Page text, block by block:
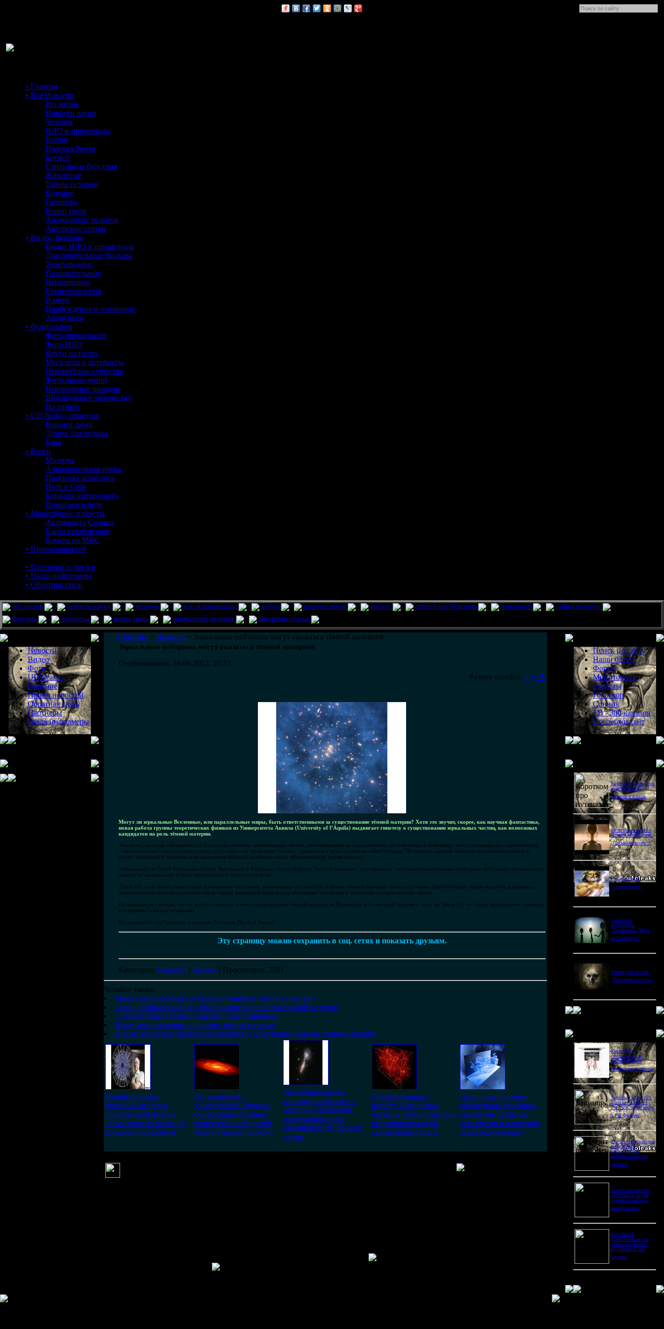
• Главная
• Все Новости
Pro жизнь
Новости науки
Человек
НЛО и пришельцы
Война
Планета Земля
Космос
Стихийные бедствия
Животные
Тайны истории
Будущее
Гипотезы
Конец света
Аномальные явления
Авторские статьи
• Видео, фильмы
Видео НЛО и пришельцы
Документальные фильмы
Телепередачи
Познавательные
Непознанное
Криптозоология
В мире
Пробуждение и осознание
Anonymous
• Фотоальбом
Фото пришельцев
Фото НЛО
Круги на полях
Мегалиты и артефакты
Неизвестные существа
Фото привидений
Невероятные находки
Шокирующее творчество
На разбор
• UFOleaks - общение
Вещают люди
Домик для отдыха
Баня
• Блоги
Мозаика
Альтернативная наука
Прогнозы астролога
Путь к Себе
Копилка интересного
Помогаем в беде
• Мониторинг планеты
Активность Солнца
Карта катаклизмов
Камера на МКС
• Прием новостей
• Партнеры и друзья
• Наши информеры
• Обратная связь
pro жизнь новости науки человек нло и пришельцы война планета земля космос стихийные бедствия животные
тайны истории
будущее
гипотезы конец света аномальные явления авторские статьи
Новости
Видео
Фото
UFOleaks -
общение
Прием новостей
Обратная связь
Партнеры
Наши информеры
UfoLeaks » Новости » Зеркальные нейтроны могут оказаться тёмной материей
Зеркальные нейтроны могут оказаться тёмной материей
Опубликовано: 19-06-2012, 20:33
Размер шрифта: A A A
Могут ли зеркальные Вселенные, или параллельные миры, быть ответственными за существование тёмной материи? Хотя это звучит, скорее, как научная фантастика,
новая работа группы теоретических физиков из Университета Аквила (University of l’Aquila) выдвигает гипотезу о существовании зеркальных частиц, как возможных
кандидатов на роль тёмной материи.
Аномалии, которые наблюдаются в поведении обычных элементарных частиц, напоминающие их периодическое исчезновение и появление, могут указывать на существование
«гипотетического параллельного мира, состоящего из зеркальных частиц», говорится в пресс-релизе на сайте Springer. "Возможно, каждый нейтрон способен перетекать в
своего невидимого двойника и возвращаться обратно, колебаясь таким образом между двумя мирами».
Авторы работы Зураб Бережиани (Zurab Berezhiani) и Фабрицио Нести (Fabrizio Nesti) установили, что снижение частоты сверхмедленных свободных нейтронов, по-видимому,
зависит от направления и силы приложенного магнитного поля.
Такой тип поля может быть создан зеркальными частицами, плавающими по галактике в форме тёмной материи, согласно учёным. Гипотетически Земля могла бы захватывать
зеркальную материю посредством очень слабых взаимодействий между обычными частицами и частицами из параллельных миров.
Исследователи считают, что их работа поможет понять распределение тёмной материи во Вселенной, в Солнечной системе и даже на Земле (!), что будет представлять ценность
для физики Солнца и геофизики.
Исследование опубликовано в журнале European Physical Journal.
Эту страницу можно сохранить в соц. сетях и показать друзьям.
Категория: Новости / Космос | Просмотров: 2591
Читайте также:
Может ли бозон Хиггса быть источником темной энергии?
Солнце собрало вокруг себя большое количество темной материи
Существование тёмной материи под сомнением
Наши тела постоянно пронзает темная материя
Новые открытые галактики-сателлиты - следующий удар по темной материи
Одной из самых
больших загадок в
современной физике
элементарных частиц и
космологии остается
Астрономы из
университета Цюриха
обнаружили большое
количество невидимой
темной материи вокруг
Увеличивающаяся
коллекция галактик и
звёздных скоплений,
окружающих наш
Млечный путь, бросает
вызов
Согласно новому
расчету, невидимые
частицы темной материи
регулярно проходят
сквозь наши тела, а
Группа астрономов
обнаружила огромные
скопление галактик-
сателлитов и кластеров
звезд окружающих
Поиск по сайту
Наши блоги
Форум
Мониторинг
планеты
Гороскоп
Сонник
ТВ - 300 каналов
Поддержи сайт
Короткометражка про
путешествия во
времени и эгоизм.
Битва цивилизаций с
Игорем Прокопенко.
"Письма из космоса"
Странное дело.
"Стрелы богов"
Секретные
территории.
"Пришельцы. Дверь
во Вселенную"
Обманутые наукой.
"Исцеление смертью"
Как выбрать
снотворное для
восстановления
режима после отпуска
Samsung Galaxy S26
Ultra vs Xiaomi 16
Pro Ultra: битва камер
и ИИ-функций
Ремонт перфораторов
и сварочных
аппаратов: как
выбрать сервис без
лишнего
Размер или чистота
бриллианта: на чем
сделать акцент при
выборе кольца
Российский
балансировщик для
отказоустойчивых
ИТ-сервисов: как
оценить